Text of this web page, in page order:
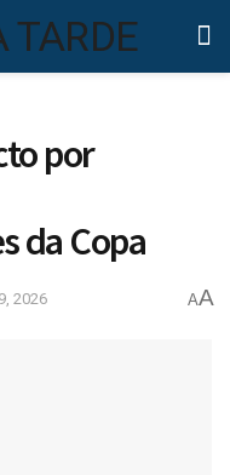
por
da Copa
2026 AA